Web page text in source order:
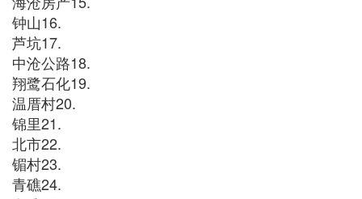
钟山16.
芦坑17.
中沧公路18.
翔鹭石化19.
温厝村20.
锦里21.
北市22.
镅村23.
青礁24.